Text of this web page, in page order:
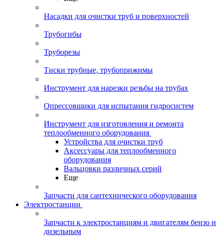
Насадки для очистки труб и поверхностей
Трубогибы
Труборезы
Тиски трубные, трубоприжимы
Инструмент для нарезки резьбы на трубах
Опрессовщики для испытания гидросистем
Инструмент для изготовления и ремонта
теплообменного оборудования
Устройства для очистки труб
Аксессуары для теплообменного
оборудования
Вальцовки различных серий
Еще
Запчасти для сантехнического оборудования
Электростанции
Запчасти к электростанциям и двигателям бензо и
дизельным